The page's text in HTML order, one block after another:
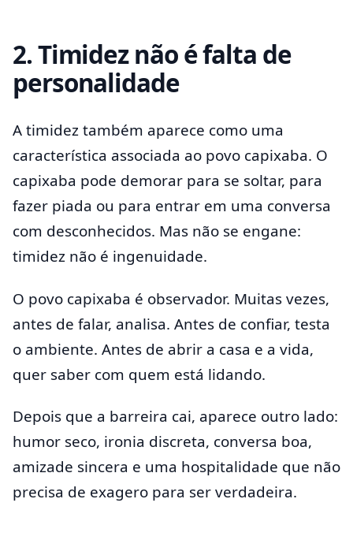
2. Timidez não é falta de
personalidade
A timidez também aparece como uma
característica associada ao povo capixaba. O
capixaba pode demorar para se soltar, para
fazer piada ou para entrar em uma conversa
com desconhecidos. Mas não se engane:
timidez não é ingenuidade.
O povo capixaba é observador. Muitas vezes,
antes de falar, analisa. Antes de confiar, testa
o ambiente. Antes de abrir a casa e a vida,
quer saber com quem está lidando.
Depois que a barreira cai, aparece outro lado:
humor seco, ironia discreta, conversa boa,
amizade sincera e uma hospitalidade que não
precisa de exagero para ser verdadeira.